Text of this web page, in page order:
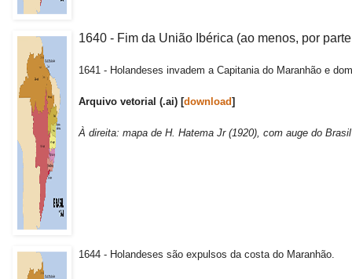
1640 - Fim da União Ibérica (ao menos, por
1641 - Holandeses invadem a Capitania do Maranhão e
Arquivo vetorial (.ai) [download]
À direita: mapa de H. Hatema Jr (1920), com auge do
1644 - Holandeses são expulsos da costa do Maranhão.